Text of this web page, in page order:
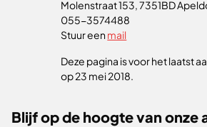
Molenstraat 153, 7351BD
055-3574488
Stuur een mail
Deze pagina is voor het laatst
op 23 mei 2018.
Blijf op de hoogte van onze